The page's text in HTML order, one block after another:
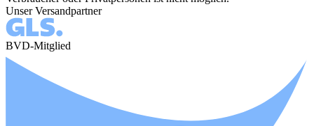
Unser Versandpartner
BVD-Mitglied